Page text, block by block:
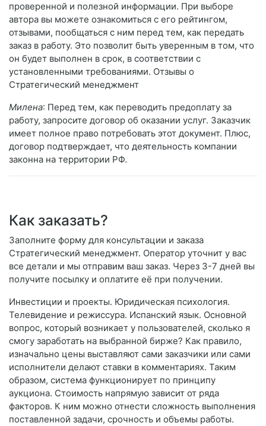
проверенной и полезной информации. При выборе
автора вы можете ознакомиться с его рейтингом,
отзывами, пообщаться с ним перед тем, как передать
заказ в работу. Это позволит быть уверенным в том, что
он будет выполнен в срок, в соответствии с
установленными требованиями. Отзывы о
Стратегический менеджмент
Милена: Перед тем, как переводить предоплату за
работу, запросите договор об оказании услуг. Заказчик
имеет полное право потребовать этот документ. Плюс,
договор подтверждает, что деятельность компании
законна на территории РФ.
Как заказать?
Заполните форму для консультации и заказа
Стратегический менеджмент. Оператор уточнит у вас
все детали и мы отправим ваш заказ. Через 3-7 дней вы
получите посылку и оплатите её при получении.
Инвестиции и проекты. Юридическая психология.
Телевидение и режиссура. Испанский язык. Основной
вопрос, который возникает у пользователей, сколько я
смогу заработать на выбранной бирже? Как правило,
изначально цены выставляют сами заказчики или сами
исполнители делают ставки в комментариях. Таким
образом, система функционирует по принципу
аукциона. Стоимость напрямую зависит от ряда
факторов. К ним можно отнести сложность выполнения
поставленной задачи, срочность и объемы работы.